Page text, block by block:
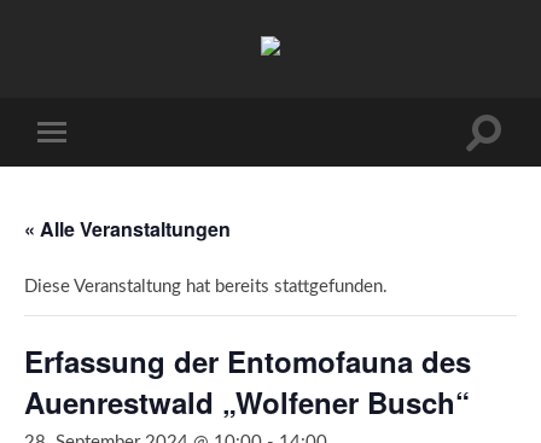
Saale
Menü
« Alle Veranstaltungen
Diese Veranstaltung hat bereits stattgefunden.
Erfassung der Entomofauna des
Auenrestwald „Wolfener Busch“